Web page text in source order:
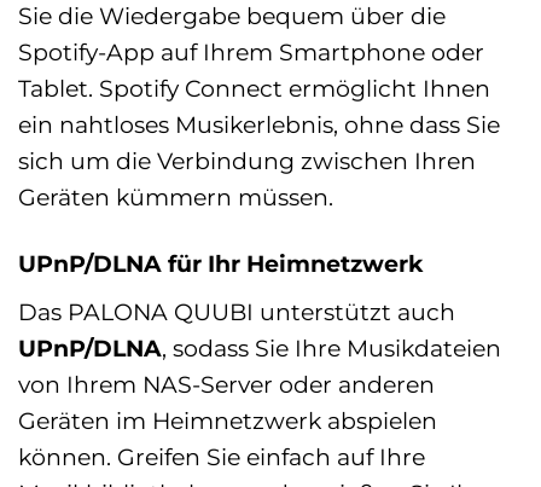
Sie die Wiedergabe bequem über die
Spotify-App auf Ihrem Smartphone oder
Tablet. Spotify Connect ermöglicht Ihnen
ein nahtloses Musikerlebnis, ohne dass Sie
sich um die Verbindung zwischen Ihren
Geräten kümmern müssen.
UPnP/DLNA für Ihr Heimnetzwerk
Das PALONA QUUBI unterstützt auch
UPnP/DLNA, sodass Sie Ihre Musikdateien
von Ihrem NAS-Server oder anderen
Geräten im Heimnetzwerk abspielen
können. Greifen Sie einfach auf Ihre